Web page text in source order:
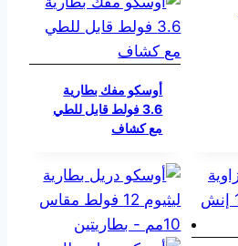
أوسكو مفك بطارية
3.6 فولط قابل للطي
مع كشاف